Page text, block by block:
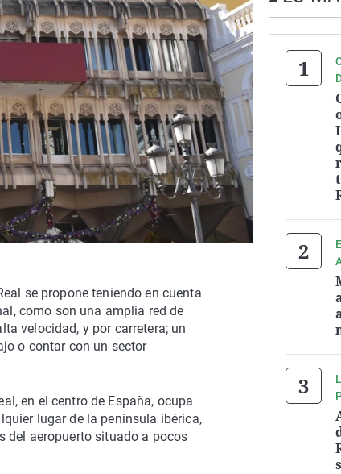
se propone teniendo en cuenta
como son una amplia red de
velocidad, y por carretera; un
o contar con un sector
en el centro de España, ocupa
lugar de la península ibérica,
del aeropuerto situado a pocos